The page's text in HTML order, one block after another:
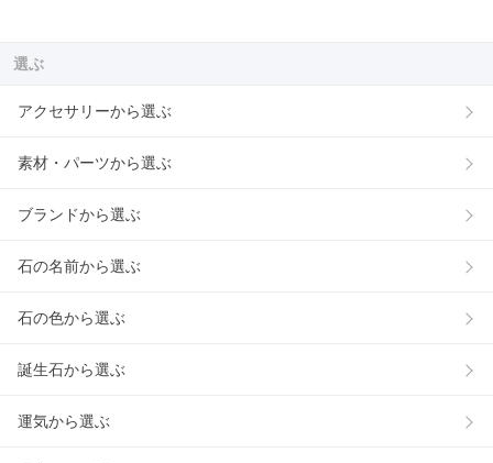
選ぶ
アクセサリーから選ぶ
素材・パーツから選ぶ
ブランドから選ぶ
石の名前から選ぶ
石の色から選ぶ
誕生石から選ぶ
運気から選ぶ